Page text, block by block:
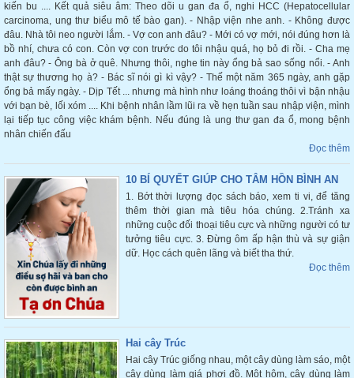
kiến bu .... Kết quả siêu âm: Theo dõi u gan đa ổ, nghi HCC (Hepatocellular
carcinoma, ung thư biểu mô tế bào gan). - Nhập viện nhe anh. - Không được
đâu. Nhà tôi neo người lắm. - Vợ con anh đâu? - Mới có vợ mới, nói đúng hơn là
bồ nhí, chưa có con. Còn vợ con trước do tôi nhậu quá, họ bỏ đi rồi. - Cha mẹ
anh đâu? - Ông bà ở quê. Nhưng thôi, nghe tin này ổng bả sao sống nổi. - Anh
thật sự thương họ à? - Bác sĩ nói gì kì vậy? - Thế một năm 365 ngày, anh gặp
ổng bả mấy ngày. - Dịp Tết ... nhưng mà hình như loáng thoáng thôi vì bận nhậu
với bạn bè, lối xóm .... Khi bệnh nhân lầm lũi ra về hẹn tuần sau nhập viện, mình
lại tiếp tục công việc khám bệnh. Nếu đúng là ung thư gan đa ổ, mong bệnh
nhân chiến đấu
Đọc thêm
10 BÍ QUYẾT GIÚP CHO TÂM HỒN BÌNH AN
1. Bớt thời lượng đọc sách báo, xem ti vi, để tăng
thêm thời gian mà tiêu hóa chúng. 2.Tránh xa
những cuộc đối thoại tiêu cực và những người có tư
tưởng tiêu cực. 3. Đừng ôm ấp hận thù và sự giận
dữ. Học cách quên lãng và biết tha thứ.
Đọc thêm
Hai cây Trúc
Hai cây Trúc giống nhau, một cây dùng làm sáo, một
cây dùng làm giá phơi đồ. Một hôm, cây dùng làm